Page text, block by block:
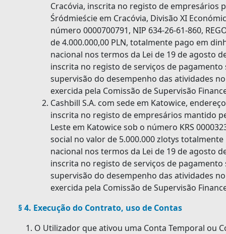
Cracóvia, inscrita no registo de empresários
Śródmieście em Cracóvia, Divisão XI
número 0000700791, NIP 634-26-61-860,
de 4.000.000,00 PLN, totalmente pago em
nacional nos termos da Lei de 19 de agosto
inscrita no registo de serviços de pagamento
supervisão do desempenho das atividades
exercida pela Comissão de Supervisão
Cashbill S.A. com sede em Katowice,
inscrita no registo de empresários mantido
Leste em Katowice sob o número KRS
social no valor de 5.000.000 zlotys
nacional nos termos da Lei de 19 de agosto
inscrita no registo de serviços de pagamento
supervisão do desempenho das atividades
exercida pela Comissão de Supervisão
§ 4. Execução do Contrato, uso de Contas
O Utilizador que ativou uma Conta Temporal ou